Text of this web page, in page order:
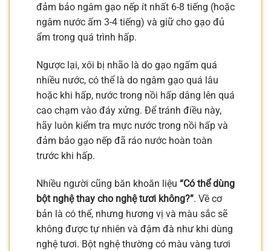
đảm bảo ngâm gạo nếp ít nhất 6-8 tiếng (hoặc
ngâm nước ấm 3-4 tiếng) và giữ cho gạo đủ
ẩm trong quá trình hấp.
Ngược lại, xôi bị nhão là do gạo ngấm quá
nhiều nước, có thể là do ngâm gạo quá lâu
hoặc khi hấp, nước trong nồi hấp dâng lên quá
cao chạm vào đáy xửng. Để tránh điều này,
hãy luôn kiểm tra mực nước trong nồi hấp và
đảm bảo gạo nếp đã ráo nước hoàn toàn
trước khi hấp.
Nhiều người cũng băn khoăn liệu “Có thể dùng
bột nghệ thay cho nghệ tươi không?”. Về cơ
bản là có thể, nhưng hương vị và màu sắc sẽ
không được tự nhiên và đậm đà như khi dùng
nghệ tươi. Bột nghệ thường có màu vàng tươi